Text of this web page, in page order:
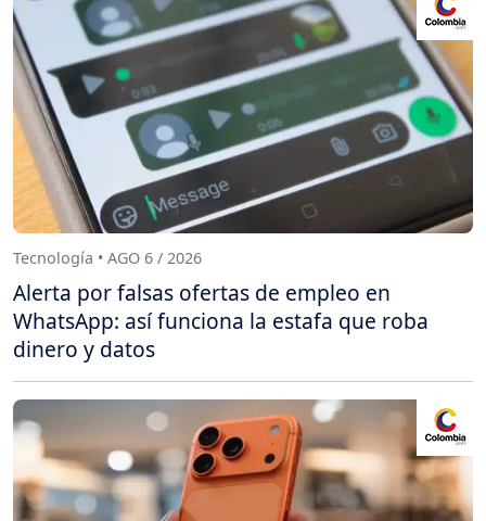
Tecnología • AGO 6 / 2026
Alerta por falsas ofertas de empleo en
WhatsApp: así funciona la estafa que roba
dinero y datos